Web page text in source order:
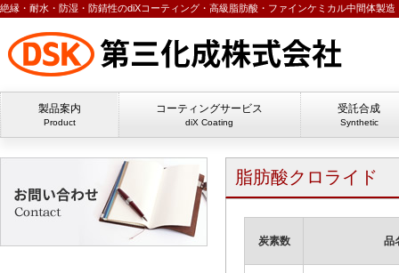
絶縁・耐水・防湿・防錆性のdiXコーティング・高級脂肪酸・ファインケミカル中間体製
製品案内
Product
コーティングサービス
diX Coating
受託合成
Synthetic
脂肪酸クロライド
炭素数 品